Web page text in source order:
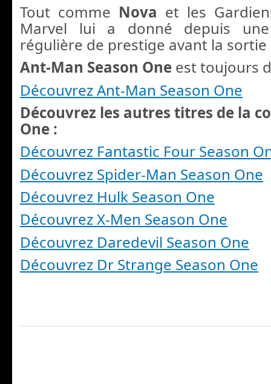
Tout comme Nova et les
Marvel lui a donné depuis
régulière de prestige avant la
Ant-Man Season One est toujours
Découvrez Ant-Man Season One
Découvrez les autres titres de la
One :
Découvrez Fantastic Four Season
Découvrez Spider-Man Season One
Découvrez Hulk Season One
Découvrez X-Men Season One
Découvrez Daredevil Season One
Découvrez Dr Strange Season One